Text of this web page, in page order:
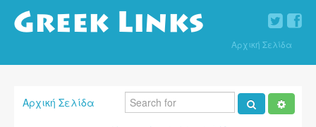
Αρχική Σελίδα
Αρχική Σελίδα